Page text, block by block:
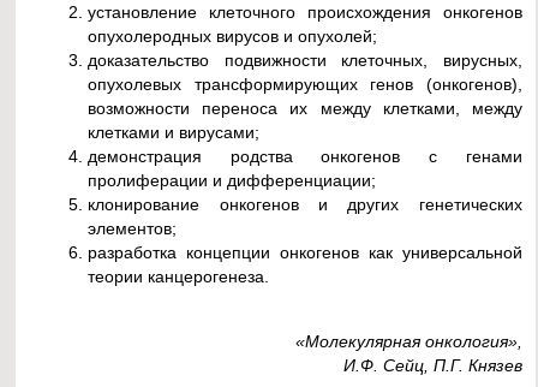
установление клеточного происхождения онкогенов
опухолеродных вирусов и опухолей;
доказательство подвижности клеточных, вирусных,
опухолевых трансформирующих генов (онкогенов),
возможности переноса их между клетками, между
клетками и вирусами;
демонстрация родства онкогенов с генами
пролиферации и дифференциации;
клонирование онкогенов и других генетических
элементов;
разработка концепции онкогенов как универсальной
теории канцерогенеза.
«Молекулярная онкология»,
И.Ф. Сейц, П.Г. Князев